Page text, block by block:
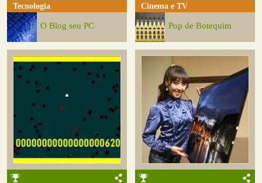
Tecnologia
O Blog seu PC
Cinema e TV
Pop de Botequim